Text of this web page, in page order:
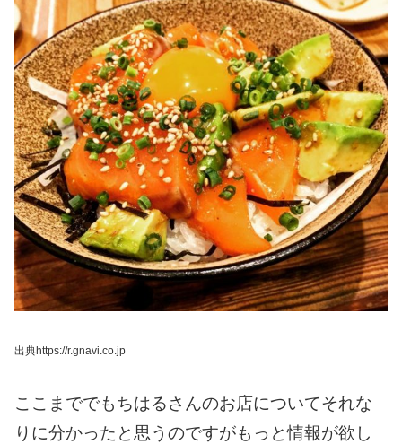
出典https://r.gnavi.co.jp
ここまででもちはるさんのお店についてそれな
りに分かったと思うのですがもっと情報が欲し